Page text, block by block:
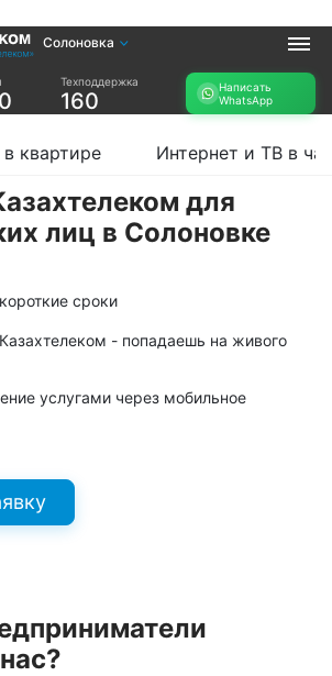
Солоновка
Техподдержка
160
Написать
WhatsApp
Интернет в офис
Заявка на
квартире Интернет и ТВ в
для
лиц в Солоновке
сроки
- попадаешь на живого
услугами через мобильное